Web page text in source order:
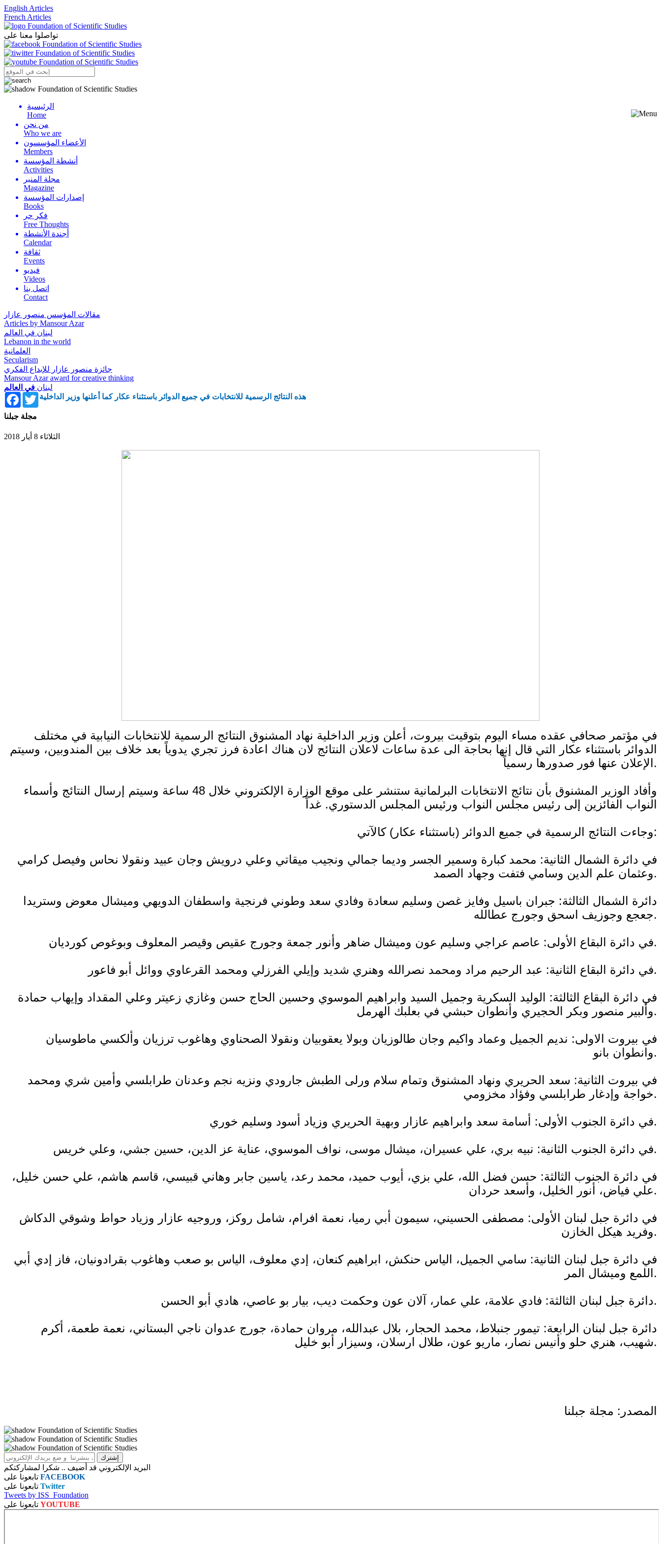
English Articles
French Articles
تواصلوا معنا على
Menu
الرئيسية
Home
من نحن
Who we are
الأعضاء المؤسسون
Members
أنشطة المؤسسة
Activities
مجلة المنبر
Magazine
إصدارات المؤسسة
Books
فكر حر
Free Thoughts
أجندة الأنشطة
Calendar
ثقافة
Events
فيديو
Videos
اتصل بنا
Contact
مقالات المؤسس منصور عازار
Articles by Mansour Azar
لبنان في العالم
Lebanon in the world
العلمانية
Secularism
جائزة منصور عازار للإبداع الفكري
Mansour Azar award for creative thinking
لبنان في العالم
Facebook
Twitter
هذه النتائج الرسمية للانتخابات في جميع الدوائر باستثناء عكار كما أعلنها وزير الداخلية
مجلة جبلنا
الثلاثاء 8 أيار 2018
في مؤتمر صحافي عقده مساء اليوم بتوقيت بيروت، أعلن وزير الداخلية نهاد المشنوق النتائج الرسمية للانتخابات النيابية في مختلف
الدوائر باستثناء عكار التي قال إنها بحاجة الى عدة ساعات لاعلان النتائج لان هناك اعادة فرز تجري يدوياً بعد خلاف بين المندوبين، وسيتم
الإعلان عنها فور صدورها رسمياً.
وأفاد الوزير المشنوق بأن نتائج الانتخابات البرلمانية ستنشر على موقع الوزارة الإلكتروني خلال 48 ساعة وسيتم إرسال النتائج وأسماء
النواب الفائزين إلى رئيس ​مجلس النواب​ ورئيس ​المجلس الدستوري​. غداً
وجاءت النتائج الرسمية في جميع الدوائر (باستثناء عكار) كالآتي:
في دائرة الشمال الثانية: محمد كبارة وسمير الجسر وديما جمالي ونجيب ميقاتي وعلي درويش وجان عبيد ونقولا نحاس وفيصل كرامي
وعثمان علم الدين وسامي فتفت وجهاد الصمد.
دائرة الشمال الثالثة: جبران باسيل وفايز غصن وسليم سعادة وفادي سعد وطوني فرنجية واسطفان الدويهي وميشال معوض وستريدا
جعجع وجوزيف اسحق وجورج عطالله.
في دائرة البقاع الأولى: عاصم عراجي وسليم عون وميشال ضاهر وأنور جمعة وجورج عقيص وقيصر المعلوف وبوغوص كورديان.
في دائرة البقاع الثانية: عبد الرحيم مراد ومحمد نصرالله وهنري شديد وإيلي الفرزلي ومحمد القرعاوي ووائل أبو فاعور.
في دائرة البقاع الثالثة: الوليد السكرية وجميل السيد وابراهيم الموسوي وحسين الحاج حسن وغازي زعيتر وعلي المقداد وإيهاب حمادة
وألبير منصور وبكر الحجيري وأنطوان حبشي في بعلبك الهرمل.
في بيروت الاولى: نديم الجميل وعماد واكيم وجان طالوزيان وبولا يعقوبيان ونقولا الصحناوي وهاغوب ترزيان وألكسي ماطوسيان
وانطوان بانو.
في بيروت الثانية: سعد الحريري ونهاد المشنوق وتمام سلام ورلى الطبش جارودي ونزيه نجم وعدنان طرابلسي وأمين شري ومحمد
خواجة وإدغار طرابلسي وفؤاد مخزومي.
في دائرة الجنوب الأولى: أسامة سعد وابراهيم عازار وبهية الحريري وزياد أسود وسليم خوري.
في دائرة الجنوب الثانية: نبيه بري، علي عسيران، ميشال موسى، نواف الموسوي، عناية عز الدين، حسين جشي، وعلي خريس.
في دائرة الجنوب الثالثة: حسن فضل الله، علي بزي، أيوب حميد، محمد رعد، ياسين جابر وهاني قبيسي، قاسم هاشم، علي حسن خليل،
علي فياض، أنور الخليل، وأسعد حردان.
في دائرة جبل لبنان الأولى: مصطفى الحسيني، سيمون أبي رميا، نعمة افرام، شامل روكز، وروجيه عازار وزياد حواط وشوقي الدكاش
وفريد هيكل الخازن.
في دائرة جبل لبنان الثانية: سامي الجميل، الياس حنكش، ابراهيم كنعان، إدي معلوف، الياس بو صعب وهاغوب بقرادونيان، فاز إدي أبي
اللمع وميشال المر.
دائرة جبل لبنان الثالثة: فادي علامة، علي عمار، آلان عون وحكمت ديب، بيار بو عاصي، هادي أبو الحسن.
دائرة جبل لبنان الرابعة: تيمور جنبلاط، محمد الحجار، بلال عبدالله، مروان حمادة، جورج عدوان ناجي البستاني، نعمة طعمة، أكرم
شهيب، هنري حلو وأنيس نصار، ماريو عون، طلال ارسلان، وسيزار أبو خليل.
المصدر: مجلة جبلنا
البريد الإلكتروني قد أضيف .. شكرا لمشاركتكم
FACEBOOK
Twitter
Tweets by ISS_Foundation
YOUTUBE